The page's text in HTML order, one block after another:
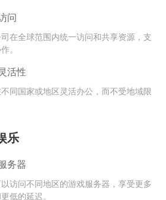
问
在全球范围内统一访问和共享资源，支
。
活性
同国家或地区灵活办公，而不受地域限
乐
务器
访问不同地区的游戏服务器，享受更多
低的延迟。